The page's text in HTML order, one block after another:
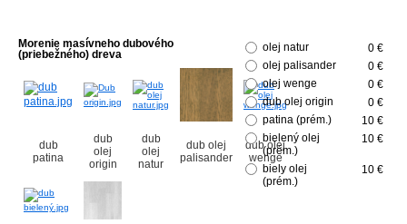
Morenie masívneho dubového
(priebežného) dreva
dub
patina
dub
olej
origin
dub
olej
natur
dub olej
palisander
dub olej
wenge
olej natur
0 €
olej palisander
0 €
olej wenge
0 €
dub olej origin
0 €
patina (prém.)
10 €
bielený olej
(prém.)
10 €
biely olej
(prém.)
10 €